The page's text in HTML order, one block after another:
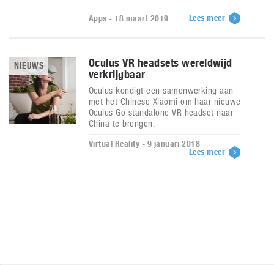
Apps - 18 maart 2019 Lees meer
NIEUWS
Oculus VR headsets wereldwijd
verkrijgbaar
Oculus kondigt een samenwerking aan
met het Chinese Xiaomi om haar nieuwe
Oculus Go standalone VR headset naar
China te brengen.
Virtual Reality - 9 januari 2018
Lees meer